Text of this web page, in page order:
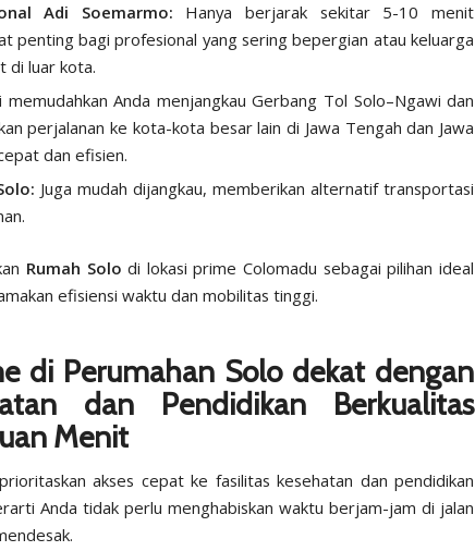
Adi Soemarmo: Hanya berjarak sekitar 5-10 menit
penting bagi profesional yang sering bepergian atau keluarga
di luar kota.
memudahkan Anda menjangkau Gerbang Tol Solo–Ngawi dan
perjalanan ke kota-kota besar lain di Jawa Tengah dan Jawa
dan efisien.
Juga mudah dijangkau, memberikan alternatif transportasi
Rumah Solo di lokasi prime Colomadu sebagai pilihan ideal
efisiensi waktu dan mobilitas tinggi.
di Perumahan Solo dekat dengan
dan Pendidikan Berkualitas
Menit
akses cepat ke fasilitas kesehatan dan pendidikan
Anda tidak perlu menghabiskan waktu berjam-jam di jalan